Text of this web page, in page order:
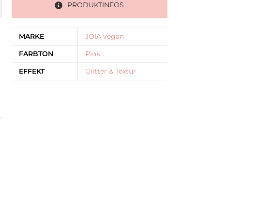
PRODUKTINFOS
MARKE
JOIA vegan
FARBTON
Pink
EFFEKT
Glitter & Textur